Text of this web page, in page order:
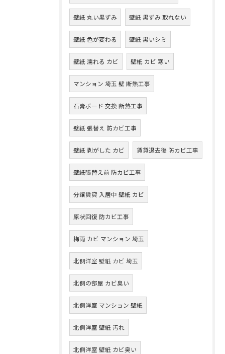
壁紙 丸い黒ずみ 壁紙 黒ずみ 取れない
壁紙 色が変わる 壁紙 黒いシミ
壁紙 濡れる カビ 壁紙 カビ 寒い
マンション 埼玉 壁 断熱工事
石膏ボード 交換 断熱工事
壁紙 張替え 防カビ工事
壁紙 剥がした カビ 賃貸退去後 防カビ工事
壁紙張替え前 防カビ工事
分譲賃貸 入居中 壁紙 カビ
原状回復 防カビ工事
梅雨 カビ マンション 埼玉
北側洋室 壁紙 カビ 埼玉
北側の部屋 カビ臭い
北側洋室 マンション 壁紙
北側洋室 壁紙 汚れ
北側洋室 壁紙 カビ臭い